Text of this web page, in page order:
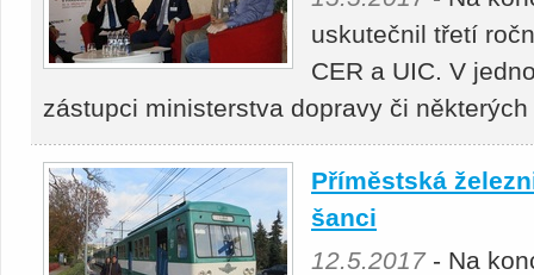
uskutečnil třetí
CER a UIC. V
zástupci ministerstva dopravy či
Příměstská
šanci
12.5.2017- Na